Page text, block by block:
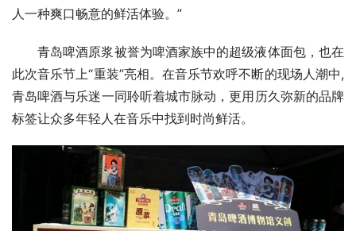
人一种爽口畅意的鲜活体验。”
青岛啤酒原浆被誉为啤酒家族中的超级液体面包，也在
此次音乐节上“重装”亮相。在音乐节欢呼不断的现场人潮中,
青岛啤酒与乐迷一同聆听着城市脉动，更用历久弥新的品牌
标签让众多年轻人在音乐中找到时尚鲜活。